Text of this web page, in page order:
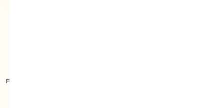
Furla Primrose トートバッグ MINI